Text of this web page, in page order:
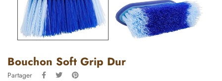
Bouchon Soft Grip Dur
Partager